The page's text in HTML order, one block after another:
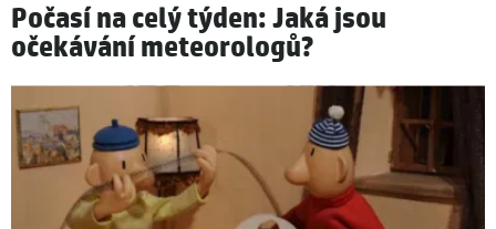
Počasí na celý týden: Jaká jsou
očekávání meteorologů?